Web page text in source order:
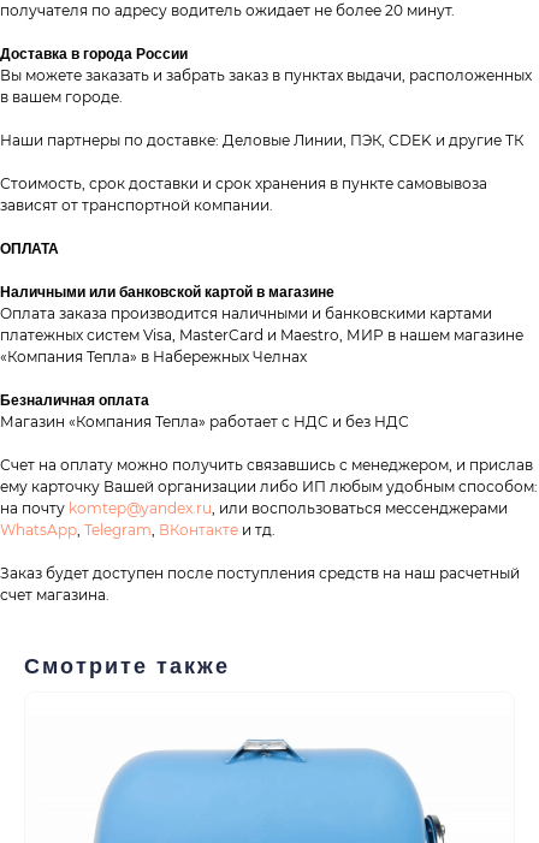
получателя по адресу водитель ожидает не более 20 минут.
Доставка в города России
Вы можете заказать и забрать заказ в пунктах выдачи, расположенных
в вашем городе.
Наши партнеры по доставке: Деловые Линии, ПЭК, CDEK и другие ТК
Стоимость, срок доставки и срок хранения в пункте самовывоза
зависят от транспортной компании.
ОПЛАТА
Наличными или банковской картой в магазине
Оплата заказа производится наличными и банковскими картами
платежных систем Visa, MasterCard и Maestro, МИР в нашем магазине
«Компания Тепла» в Набережных Челнах
Безналичная оплата
Магазин «Компания Тепла» работает с НДС и без НДС
Счет на оплату можно получить связавшись с менеджером, и прислав
ему карточку Вашей организации либо ИП любым удобным способом:
на почту komtep@yandex.ru, или воспользоваться мессенджерами
WhatsApp, Telegram, ВКонтакте и тд.
Заказ будет доступен после поступления средств на наш расчетный
счет магазина.
Смотрите также
Почта: komtep@yandex.ru
+7 (8552) 78-33-11
О компании